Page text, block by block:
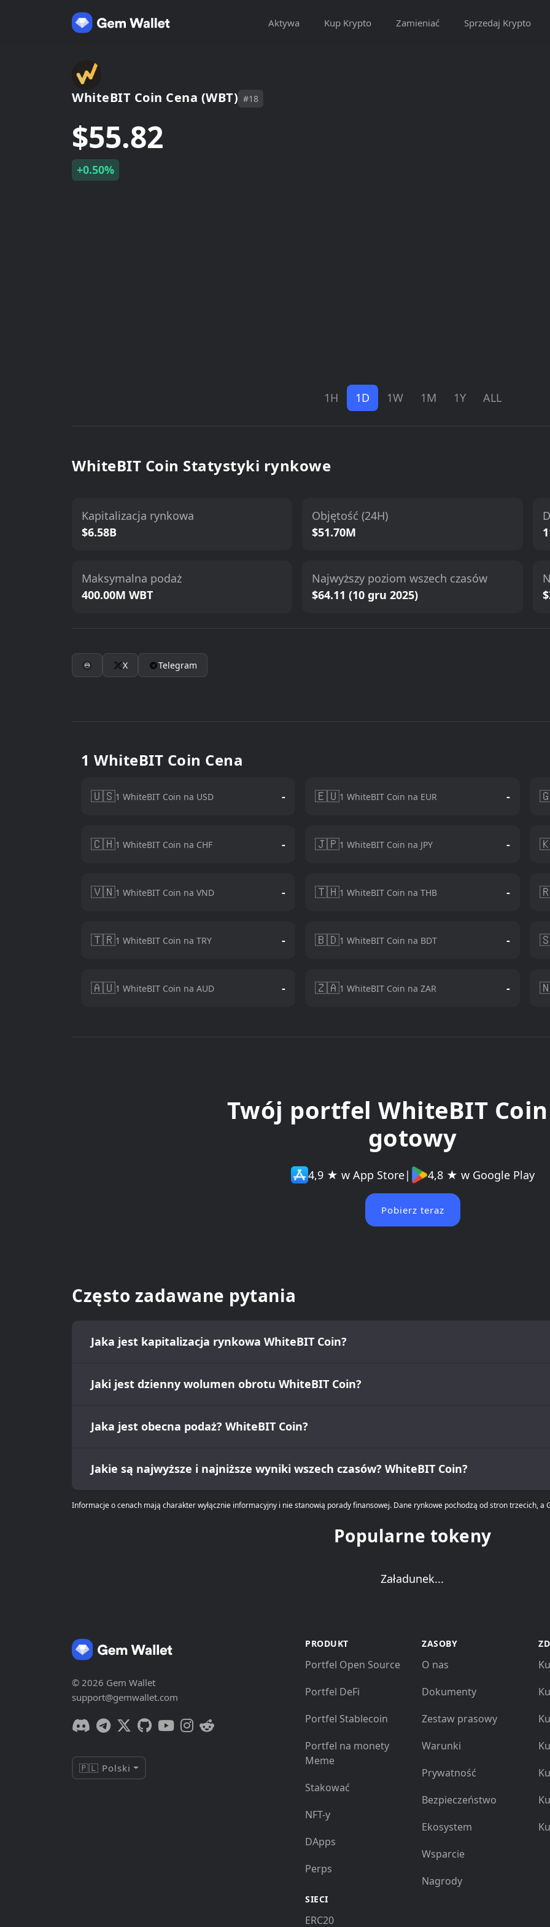
Aktywa Kup Krypto Zamieniać Sprzedaj Krypto
WhiteBIT Coin Cena (WBT) #18
$55.82
+0.50%
1H 1D 1W 1M 1Y ALL
WhiteBIT Coin Statystyki rynkowe
Kapitalizacja rynkowa
$6.58B
Objętość (24H)
$51.70M
Maksymalna podaż
400.00M WBT
Najwyższy poziom wszech czasów
$64.11 (10 gru 2025)
X Telegram
1 WhiteBIT Coin Cena
🇺🇸1 WhiteBIT Coin na USD - 🇪🇺1 WhiteBIT Coin na EUR -
🇨🇭1 WhiteBIT Coin na CHF - 🇯🇵1 WhiteBIT Coin na JPY -
🇻🇳1 WhiteBIT Coin na VND - 🇹🇭1 WhiteBIT Coin na THB -
🇹🇷1 WhiteBIT Coin na TRY - 🇧🇩1 WhiteBIT Coin na BDT -
🇦🇺1 WhiteBIT Coin na AUD - 🇿🇦1 WhiteBIT Coin na ZAR -
Twój portfel WhiteBIT
gotowy
4,9 ★ w App Store| 4,8 ★ w Google Play
Pobierz teraz
Często zadawane pytania
Jaka jest kapitalizacja rynkowa WhiteBIT Coin?
Jaki jest dzienny wolumen obrotu WhiteBIT Coin?
Jaka jest obecna podaż? WhiteBIT Coin?
Jakie są najwyższe i najniższe wyniki wszech czasów? WhiteBIT Coin?
Informacje o cenach mają charakter wyłącznie informacyjny i nie stanowią porady finansowej. Dane rynkowe pochodzą od stron trzecich, a
Popularne tokeny
Załadunek...
© 2026 Gem Wallet
support@gemwallet.com
🇵🇱 Polski
PRODUKT
Portfel Open Source
Portfel DeFi
Portfel Stablecoin
Portfel na monety
Meme
Stakować
NFT-y
DApps
Perps
SIECI
ERC20
ZASOBY
O nas
Dokumenty
Zestaw prasowy
Warunki
Prywatność
Bezpieczeństwo
Ekosystem
Wsparcie
Nagrody